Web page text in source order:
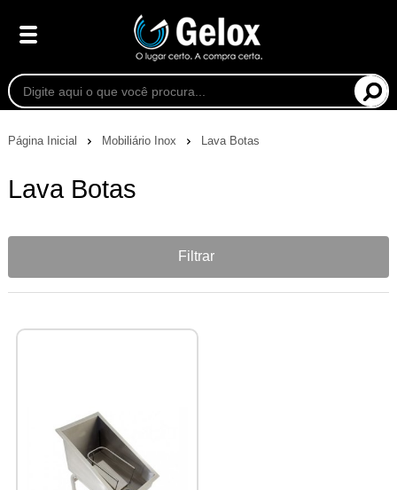
Página Inicial Mobiliário Inox Lava Botas
Lava Botas
Filtrar